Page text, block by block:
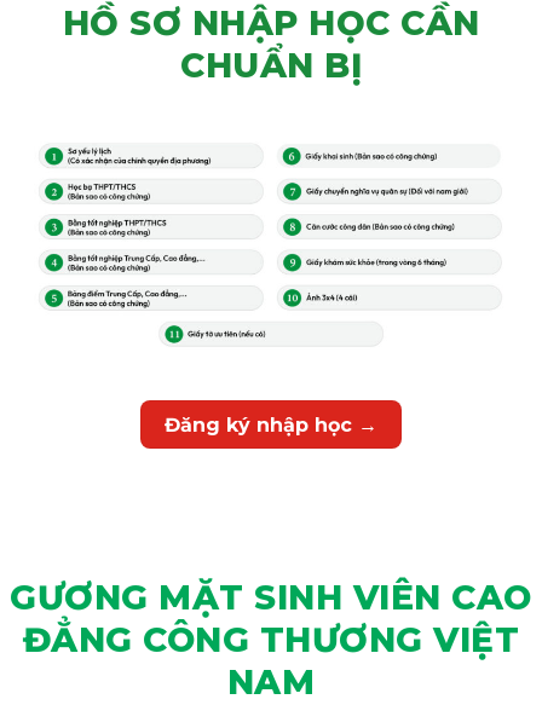
HỒ SƠ NHẬP HỌC CẦN
CHUẨN BỊ
Đăng ký nhập học →
GƯƠNG MẶT SINH VIÊN CAO
ĐẲNG CÔNG THƯƠNG VIỆT
NAM